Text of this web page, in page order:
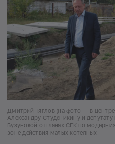
Дмитрий Тяглов (на фото — в
Александру Студеникину и
Бузуновой о планах СГК по
зоне действия малых котелных